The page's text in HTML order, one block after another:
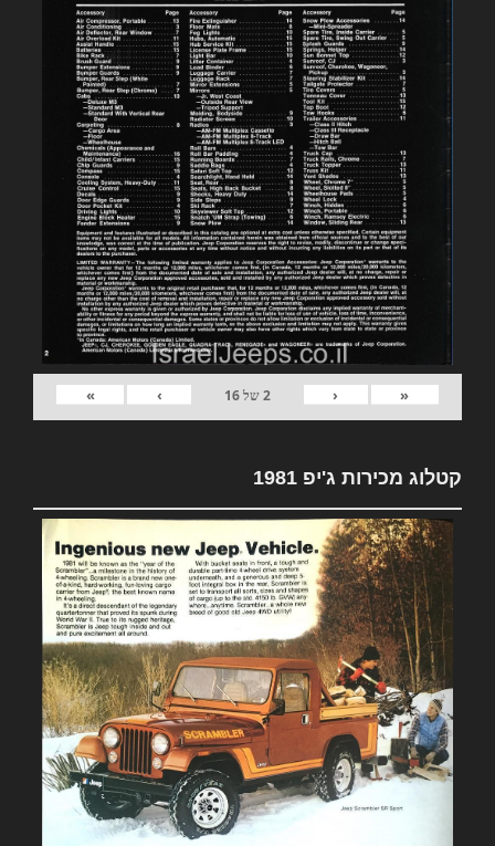
«
‹
2של16
›
»
קטלוג מכירות ג'יפ 1981